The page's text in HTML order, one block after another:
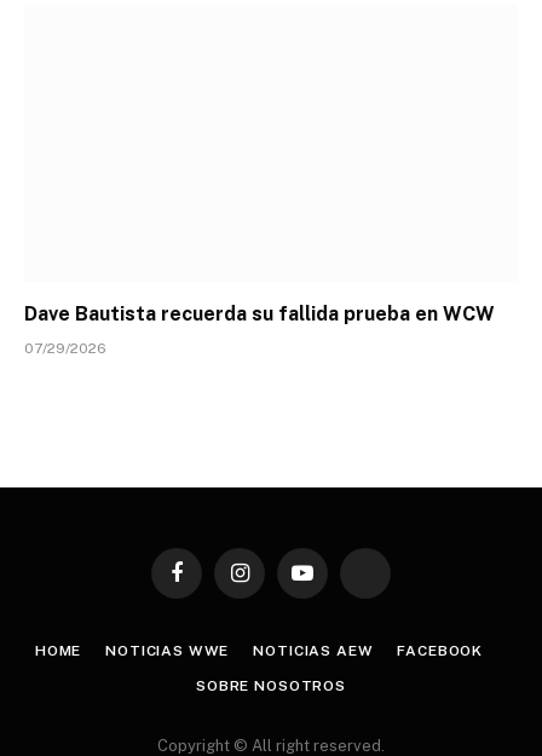
Dave Bautista recuerda su fallida prueba en WCW
07/29/2026
FacebookInstagramYouTube TikTok
HOME NOTICIAS WWE NOTICIAS AEW FACEBOOK
SOBRE NOSOTROS
Copyright © All right reserved.